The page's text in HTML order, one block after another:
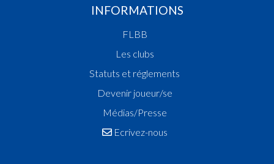
INFORMATIONS
FLBB
Les clubs
Statuts et réglements
Devenir joueur/se
Médias/Presse
Ecrivez-nous